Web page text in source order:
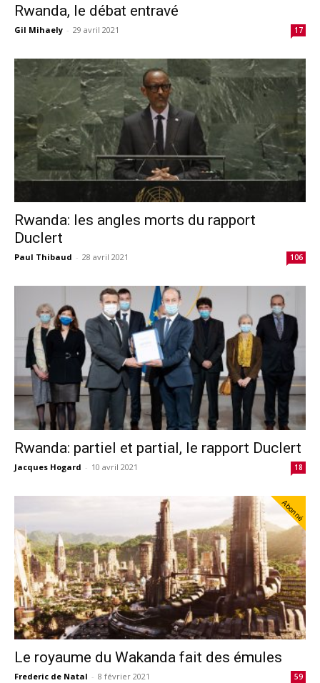
Rwanda, le débat entravé
Gil Mihaely - 29 avril 2021 17
Rwanda: les angles morts du rapport
Duclert
Paul Thibaud - 28 avril 2021 106
Rwanda: partiel et partial, le rapport Duclert
Jacques Hogard - 10 avril 2021 18
Abonné
Le royaume du Wakanda fait des émules
Frederic de Natal - 8 février 2021 59